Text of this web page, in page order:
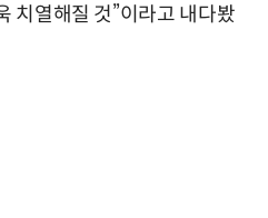
치열해질 것”이라고 내다봤